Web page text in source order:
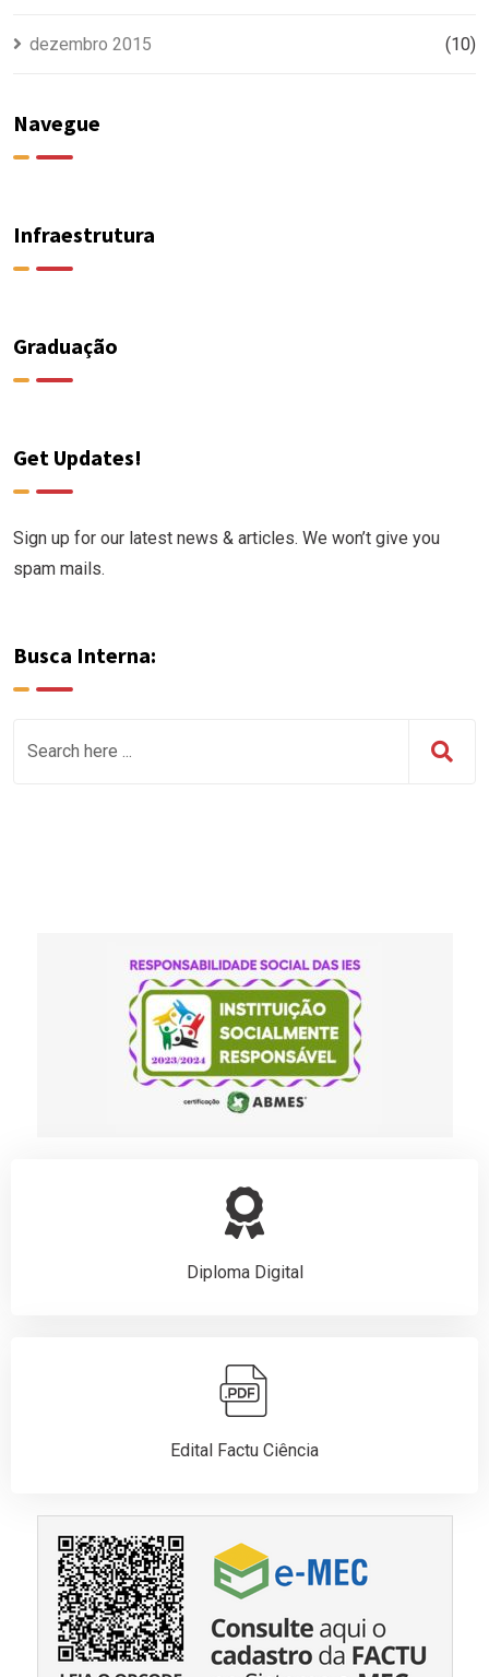
dezembro 2015 (10)
Navegue
Infraestrutura
Graduação
Get Updates!
Sign up for our latest news & articles. We won’t give you
spam mails.
Busca Interna:
Diploma Digital
Edital Factu Ciência